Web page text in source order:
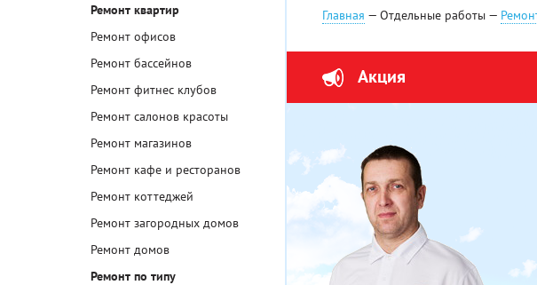
Ремонт квартир
Ремонт офисов
Ремонт бассейнов
Ремонт фитнес клубов
Ремонт салонов красоты
Ремонт магазинов
Ремонт кафе и ресторанов
Ремонт коттеджей
Ремонт загородных домов
Ремонт домов
Ремонт по типу
Главная — Отдельные работы —
Акция